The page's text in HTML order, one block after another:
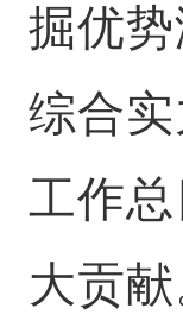
掘优
综合
工作
大贡献